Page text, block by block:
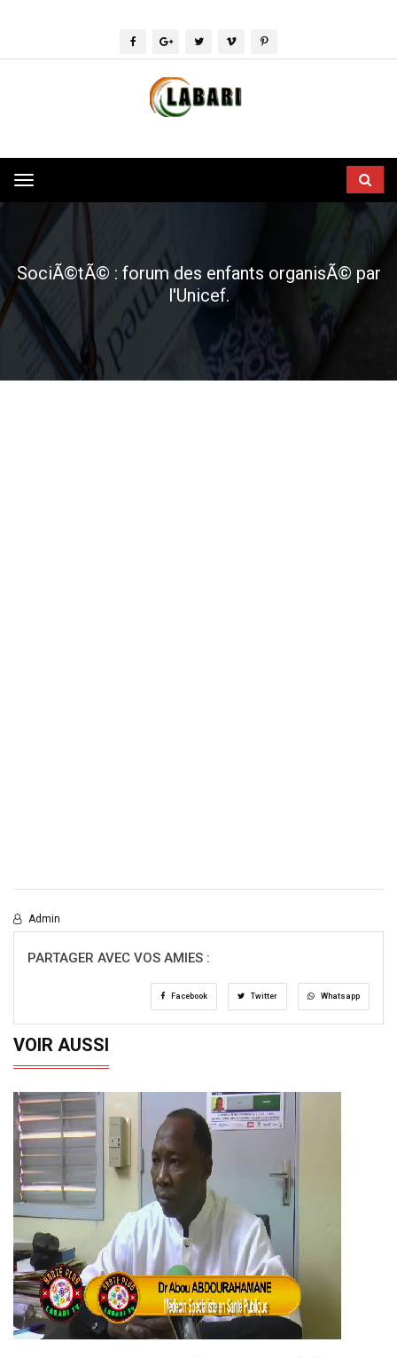
Toggle
navigation
SociÃ©tÃ© : forum des enfants organisÃ© par
l'Unicef.
Admin
PARTAGER AVEC VOS AMIES :
Facebook Twitter Whatsapp
VOIR AUSSI